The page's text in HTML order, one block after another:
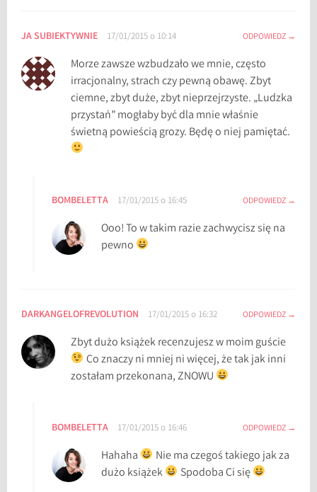
JA SUBIEKTYWNIE 17/01/2015 o 10:14 ODPOWIEDZ
Morze zawsze wzbudzało we mnie, często
irracjonalny, strach czy pewną obawę. Zbyt
ciemne, zbyt duże, zbyt nieprzejrzyste. „Ludzka
przystań” mogłaby być dla mnie właśnie
świetną powieścią grozy. Będę o niej pamiętać.
BOMBELETTA 17/01/2015 o 16:45 ODPOWIEDZ
Ooo! To w takim razie zachwycisz się na
pewno
DARKANGELOFREVOLUTION 17/01/2015 o 16:32 ODPOWIEDZ
Zbyt dużo książek recenzujesz w moim guście
Co znaczy ni mniej ni więcej, że tak jak inni
zostałam przekonana, ZNOWU
BOMBELETTA 17/01/2015 o 16:46 ODPOWIEDZ
Hahaha
Nie ma czegoś takiego jak za
dużo książek
Spodoba Ci się